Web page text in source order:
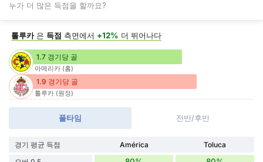
누가 더 많은 득점을 할까요?
톨루카은 득점 측면에서 +12% 더 뛰어나다
1.7 경기당 골
아메리카 (홈)
1.9 경기당 골
톨루카 (원정)
풀타임 전반/후반
경기 평균 득점 América
Toluca